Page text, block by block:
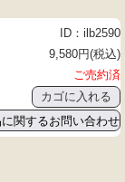
ID：ilb2590
9,580円(税込)
ご売約済
関するお問い合わせ